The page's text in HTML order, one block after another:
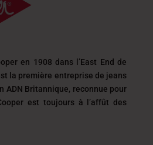
en 1908 dans l’East End de
la première entreprise de jeans
ADN Britannique, reconnue pour
est toujours à l’affût des